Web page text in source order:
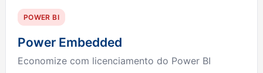
POWER BI
Power Embedded
Economize com licenciamento do Power BI